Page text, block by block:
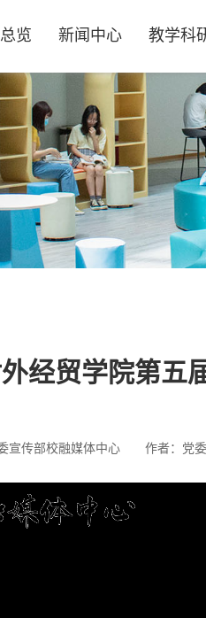
览 新闻中心 教学科
经贸学院第五
宣传部校融媒体中心 作者：党